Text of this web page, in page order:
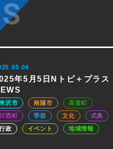
年5月5日Nトピ＋プラス
沢市 南陽市
高畠町
川西町
季節 文化
式典
政
イベント 地域情報